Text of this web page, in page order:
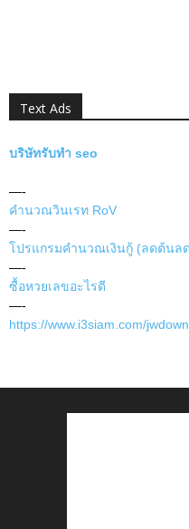
Text Ads
บริษัทรับทำ seo
—-
คำนวณวินเรท RoV
—-
โปรแกรมคำนวณเงินกู้ (ลดต้นล
—-
ซื้อหวยเลขอะไรดี
—-
https://www.i3siam.com/